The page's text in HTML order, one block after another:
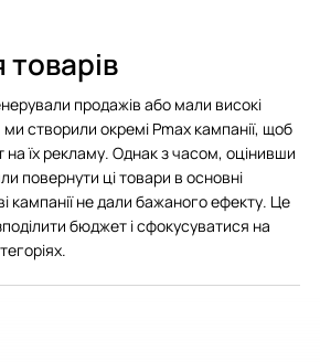
продажів або мали високі
ми створили окремі Pmax кампанії, щоб
їх рекламу. Однак з часом, оцінивши
повернути ці товари в основні
кампанії не дали бажаного ефекту. Це
бюджет і сфокусуватися на